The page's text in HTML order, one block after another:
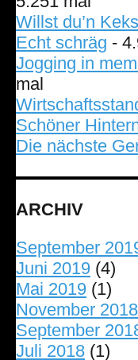
Willst du’n
Echt schräg -
Jogging in
mal
Schöner
Die nächste
ARCHIV
September
Juni 2019 (4)
Mai 2019 (1)
November 2018
September
Juli 2018 (1)